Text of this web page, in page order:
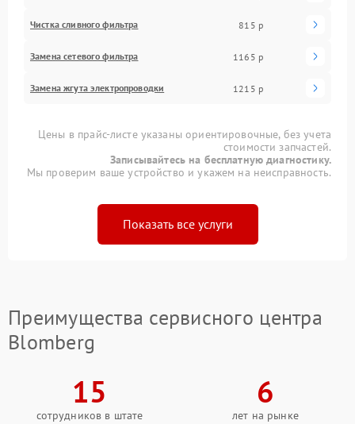
Чистка сливного фильтра 815 р
Замена сетевого фильтра 1165 р
Замена жгута электропроводки 1215 р
Цены в прайс-листе указаны ориентировочные, без учета
стоимости запчастей.
Записывайтесь на бесплатную диагностику.
Мы проверим ваше устройство и укажем на неисправность.
Показать все услуги
Преимущества сервисного центра
Blomberg
15
сотрудников в штате
6
лет на рынке